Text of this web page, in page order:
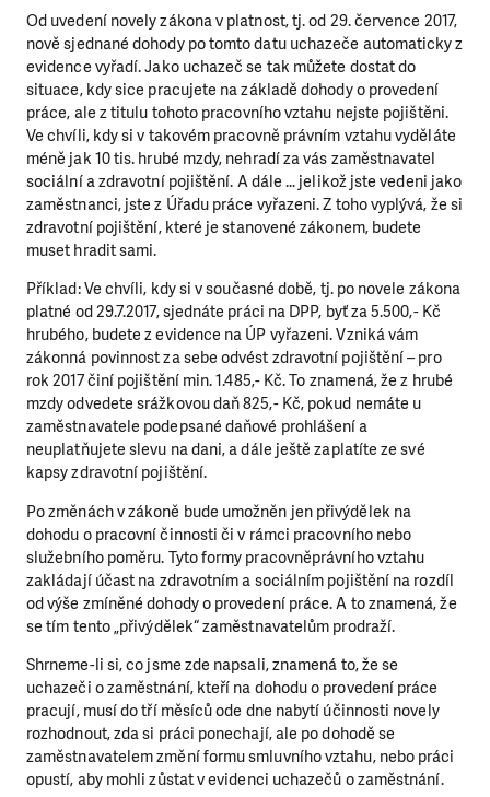
Od uvedení novely zákona v platnost, tj. od 29. července 2017,
nově sjednané dohody po tomto datu uchazeče automaticky z
evidence vyřadí. Jako uchazeč se tak můžete dostat do
situace, kdy sice pracujete na základě dohody o provedení
práce, ale z titulu tohoto pracovního vztahu nejste pojištěni.
Ve chvíli, kdy si v takovém pracovně právním vztahu vyděláte
méně jak 10 tis. hrubé mzdy, nehradí za vás zaměstnavatel
sociální a zdravotní pojištění. A dále … jelikož jste vedeni jako
zaměstnanci, jste z Úřadu práce vyřazeni. Z toho vyplývá, že si
zdravotní pojištění, které je stanovené zákonem, budete
muset hradit sami.
Příklad: Ve chvíli, kdy si v současné době, tj. po novele zákona
platné od 29.7.2017, sjednáte práci na DPP, byť za 5.500,- Kč
hrubého, budete z evidence na ÚP vyřazeni. Vzniká vám
zákonná povinnost za sebe odvést zdravotní pojištění – pro
rok 2017 činí pojištění min. 1.485,- Kč. To znamená, že z hrubé
mzdy odvedete srážkovou daň 825,- Kč, pokud nemáte u
zaměstnavatele podepsané daňové prohlášení a
neuplatňujete slevu na dani, a dále ještě zaplatíte ze své
kapsy zdravotní pojištění.
Po změnách v zákoně bude umožněn jen přivýdělek na
dohodu o pracovní činnosti či v rámci pracovního nebo
služebního poměru. Tyto formy pracovněprávního vztahu
zakládají účast na zdravotním a sociálním pojištění na rozdíl
od výše zmíněné dohody o provedení práce. A to znamená, že
se tím tento „přivýdělek“ zaměstnavatelům prodraží.
Shrneme-li si, co jsme zde napsali, znamená to, že se
uchazeči o zaměstnání, kteří na dohodu o provedení práce
pracují, musí do tří měsíců ode dne nabytí účinnosti novely
rozhodnout, zda si práci ponechají, ale po dohodě se
zaměstnavatelem změní formu smluvního vztahu, nebo práci
opustí, aby mohli zůstat v evidenci uchazečů o zaměstnání.